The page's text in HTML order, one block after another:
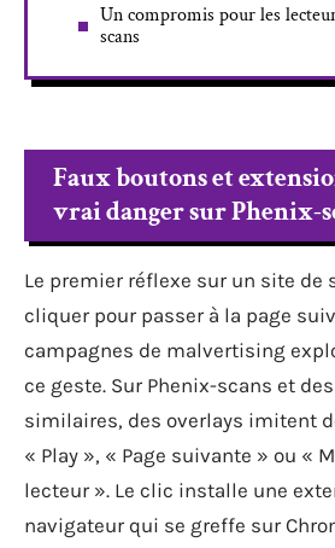
Un compromis pour les
scans
Faux boutons et
vrai danger sur Phenix-
Le premier réflexe sur un site de
cliquer pour passer à la page
campagnes de malvertising
ce geste. Sur Phenix-scans et
similaires, des overlays imitent
« Play », « Page suivante » ou «
lecteur ». Le clic installe une
navigateur qui se greffe sur